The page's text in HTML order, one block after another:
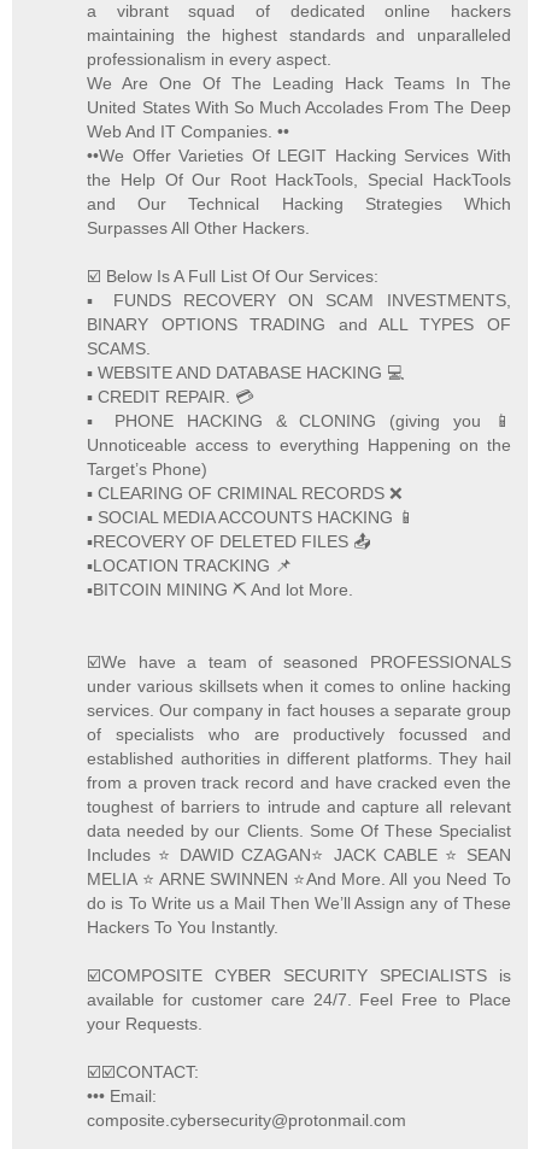
a vibrant squad of dedicated online hackers
maintaining the highest standards and unparalleled
professionalism in every aspect.
We Are One Of The Leading Hack Teams In The
United States With So Much Accolades From The Deep
Web And IT Companies. ••
••We Offer Varieties Of LEGIT Hacking Services With
the Help Of Our Root HackTools, Special HackTools
and Our Technical Hacking Strategies Which
Surpasses All Other Hackers.
☑️ Below Is A Full List Of Our Services:
▪️ FUNDS RECOVERY ON SCAM INVESTMENTS,
BINARY OPTIONS TRADING and ALL TYPES OF
SCAMS.
▪️ WEBSITE AND DATABASE HACKING 💻
▪️ CREDIT REPAIR. 💳
▪️ PHONE HACKING & CLONING (giving you 📱
Unnoticeable access to everything Happening on the
Target’s Phone)
▪️ CLEARING OF CRIMINAL RECORDS ❌
▪️ SOCIAL MEDIA ACCOUNTS HACKING 📱
▪️RECOVERY OF DELETED FILES 📤
▪️LOCATION TRACKING 📌
▪️BITCOIN MINING ⛏ And lot More.
☑️We have a team of seasoned PROFESSIONALS
under various skillsets when it comes to online hacking
services. Our company in fact houses a separate group
of specialists who are productively focussed and
established authorities in different platforms. They hail
from a proven track record and have cracked even the
toughest of barriers to intrude and capture all relevant
data needed by our Clients. Some Of These Specialist
Includes ⭐️ DAWID CZAGAN⭐️ JACK CABLE ⭐️ SEAN
MELIA ⭐️ ARNE SWINNEN ⭐️And More. All you Need To
do is To Write us a Mail Then We’ll Assign any of These
Hackers To You Instantly.
☑️COMPOSITE CYBER SECURITY SPECIALISTS is
available for customer care 24/7. Feel Free to Place
your Requests.
☑️☑️CONTACT:
••• Email:
composite.cybersecurity@protonmail.com